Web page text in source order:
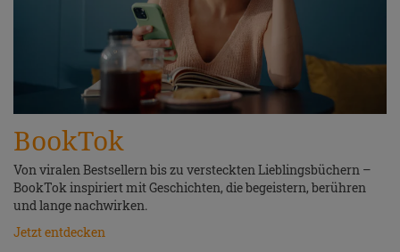
BookTok
Von viralen Bestsellern bis zu versteckten Lieblingsbüchern –
BookTok inspiriert mit Geschichten, die begeistern, berühren
und lange nachwirken.
Jetzt entdecken